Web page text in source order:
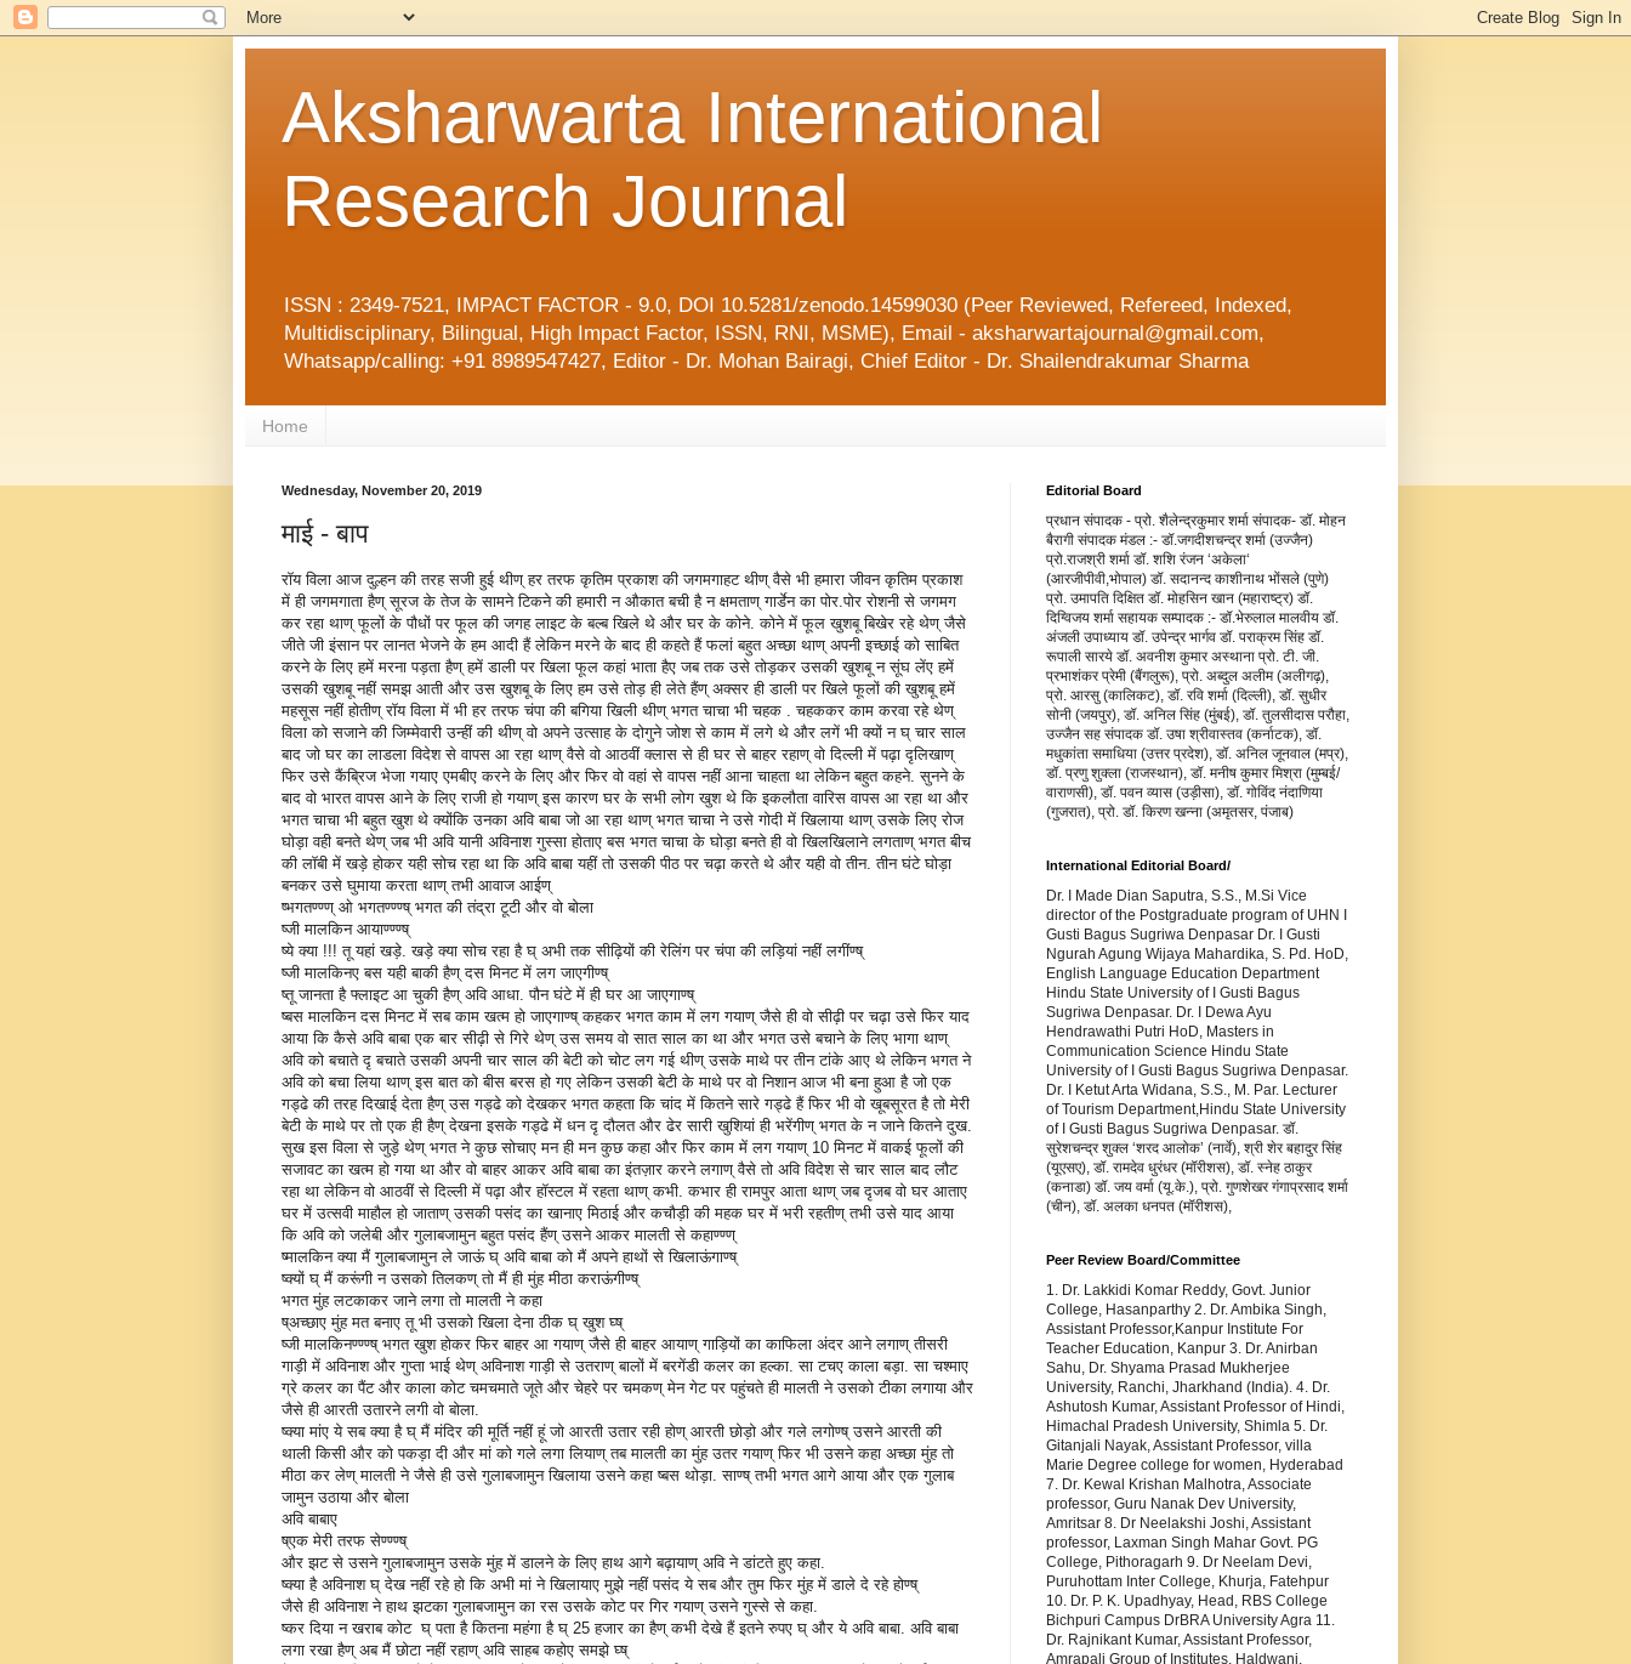
Aksharwarta International
Research Journal
ISSN : 2349-7521, IMPACT FACTOR - 9.0, DOI 10.5281/zenodo.14599030 (Peer Reviewed, Refereed, Indexed,
Multidisciplinary, Bilingual, High Impact Factor, ISSN, RNI, MSME), Email - aksharwartajournal@gmail.com,
Whatsapp/calling: +91 8989547427, Editor - Dr. Mohan Bairagi, Chief Editor - Dr. Shailendrakumar Sharma
Home
Wednesday, November 20, 2019
माई - बाप
रॉय विला आज दुल्हन की तरह सजी हुई थीण् हर तरफ कृतिम प्रकाश की जगमगाहट थीण् वैसे भी हमारा जीवन कृतिम प्रकाश
में ही जगमगाता हैण् सूरज के तेज के सामने टिकने की हमारी न औकात बची है न क्षमताण् गार्डेन का पोर.पोर रोशनी से जगमग
कर रहा थाण् फूलों के पौधों पर फूल की जगह लाइट के बल्ब खिले थे और घर के कोने. कोने में फूल खुशबू बिखेर रहे थेण् जैसे
जीते जी इंसान पर लानत भेजने के हम आदी हैं लेकिन मरने के बाद ही कहते हैं फलां बहुत अच्छा थाण् अपनी इच्छाई को साबित
करने के लिए हमें मरना पड़ता हैण् हमें डाली पर खिला फूल कहां भाता हैए जब तक उसे तोड़कर उसकी खुशबू न सूंघ लेंए हमें
उसकी खुशबू नहीं समझ आती और उस खुशबू के लिए हम उसे तोड़ ही लेते हैंण् अक्सर ही डाली पर खिले फूलों की खुशबू हमें
महसूस नहीं होतीण् रॉय विला में भी हर तरफ चंपा की बगिया खिली थीण् भगत चाचा भी चहक . चहककर काम करवा रहे थेण्
विला को सजाने की जिम्मेवारी उन्हीं की थीण् वो अपने उत्साह के दोगुने जोश से काम में लगे थे और लगें भी क्यों न घ् चार साल
बाद जो घर का लाडला विदेश से वापस आ रहा थाण् वैसे वो आठवीं क्लास से ही घर से बाहर रहाण् वो दिल्ली में पढ़ा दृलिखाण्
फिर उसे कैंब्रिज भेजा गयाए एमबीए करने के लिए और फिर वो वहां से वापस नहीं आना चाहता था लेकिन बहुत कहने. सुनने के
बाद वो भारत वापस आने के लिए राजी हो गयाण् इस कारण घर के सभी लोग खुश थे कि इकलौता वारिस वापस आ रहा था और
भगत चाचा भी बहुत खुश थे क्योंकि उनका अवि बाबा जो आ रहा थाण् भगत चाचा ने उसे गोदी में खिलाया थाण् उसके लिए रोज
घोड़ा वही बनते थेण् जब भी अवि यानी अविनाश गुस्सा होताए बस भगत चाचा के घोड़ा बनते ही वो खिलखिलाने लगताण् भगत बीच
की लॉबी में खड़े होकर यही सोच रहा था कि अवि बाबा यहीं तो उसकी पीठ पर चढ़ा करते थे और यही वो तीन. तीन घंटे घोड़ा
बनकर उसे घुमाया करता थाण् तभी आवाज आईण्
ष्भगतण्ण्ण् ओ भगतण्ण्ण्ष् भगत की तंद्रा टूटी और वो बोला
ष्जी मालकिन आयाण्ण्ण्ष्
ष्ये क्या !!! तू यहां खड़े. खड़े क्या सोच रहा है घ् अभी तक सीढ़ियों की रेलिंग पर चंपा की लड़ियां नहीं लगींण्ष्
ष्जी मालकिनए बस यही बाकी हैण् दस मिनट में लग जाएगीण्ष्
ष्तू जानता है फ्लाइट आ चुकी हैण् अवि आधा. पौन घंटे में ही घर आ जाएगाण्ष्
ष्बस मालकिन दस मिनट में सब काम खत्म हो जाएगाण्ष् कहकर भगत काम में लग गयाण् जैसे ही वो सीढ़ी पर चढ़ा उसे फिर याद
आया कि कैसे अवि बाबा एक बार सीढ़ी से गिरे थेण् उस समय वो सात साल का था और भगत उसे बचाने के लिए भागा थाण्
अवि को बचाते दृ बचाते उसकी अपनी चार साल की बेटी को चोट लग गई थीण् उसके माथे पर तीन टांके आए थे लेकिन भगत ने
अवि को बचा लिया थाण् इस बात को बीस बरस हो गए लेकिन उसकी बेटी के माथे पर वो निशान आज भी बना हुआ है जो एक
गड्ढे की तरह दिखाई देता हैण् उस गड्ढे को देखकर भगत कहता कि चांद में कितने सारे गड्ढे हैं फिर भी वो खूबसूरत है तो मेरी
बेटी के माथे पर तो एक ही हैण् देखना इसके गड्ढे में धन दृ दौलत और ढेर सारी खुशियां ही भरेंगीण् भगत के न जाने कितने दुख.
सुख इस विला से जुड़े थेण् भगत ने कुछ सोचाए मन ही मन कुछ कहा और फिर काम में लग गयाण् 10 मिनट में वाकई फूलों की
सजावट का खत्म हो गया था और वो बाहर आकर अवि बाबा का इंतज़ार करने लगाण् वैसे तो अवि विदेश से चार साल बाद लौट
रहा था लेकिन वो आठवीं से दिल्ली में पढ़ा और हॉस्टल में रहता थाण् कभी. कभार ही रामपुर आता थाण् जब दृजब वो घर आताए
घर में उत्सवी माहौल हो जाताण् उसकी पसंद का खानाए मिठाई और कचौड़ी की महक घर में भरी रहतीण् तभी उसे याद आया
कि अवि को जलेबी और गुलाबजामुन बहुत पसंद हैंण् उसने आकर मालती से कहाण्ण्ण्
ष्मालकिन क्या मैं गुलाबजामुन ले जाऊं घ् अवि बाबा को मैं अपने हाथों से खिलाऊंगाण्ष्
ष्क्यों घ् मैं करूंगी न उसको तिलकण् तो मैं ही मुंह मीठा कराऊंगीण्ष्
भगत मुंह लटकाकर जाने लगा तो मालती ने कहा
ष्अच्छाए मुंह मत बनाए तू भी उसको खिला देना ठीक घ् खुश घ्ष्
ष्जी मालकिनण्ण्ण्ष् भगत खुश होकर फिर बाहर आ गयाण् जैसे ही बाहर आयाण् गाड़ियों का काफिला अंदर आने लगाण् तीसरी
गाड़ी में अविनाश और गुप्ता भाई थेण् अविनाश गाड़ी से उतराण् बालों में बरगेंडी कलर का हल्का. सा टचए काला बड़ा. सा चश्माए
ग्रे कलर का पैंट और काला कोट चमचमाते जूते और चेहरे पर चमकण् मेन गेट पर पहुंचते ही मालती ने उसको टीका लगाया और
जैसे ही आरती उतारने लगी वो बोला.
ष्क्या मांए ये सब क्या है घ् मैं मंदिर की मूर्ति नहीं हूं जो आरती उतार रही होण् आरती छोड़ो और गले लगोण्ष् उसने आरती की
थाली किसी और को पकड़ा दी और मां को गले लगा लियाण् तब मालती का मुंह उतर गयाण् फिर भी उसने कहा अच्छा मुंह तो
मीठा कर लेण् मालती ने जैसे ही उसे गुलाबजामुन खिलाया उसने कहा ष्बस थोड़ा. साण्ष् तभी भगत आगे आया और एक गुलाब
जामुन उठाया और बोला
अवि बाबाए
ष्एक मेरी तरफ सेण्ण्ण्ष्
और झट से उसने गुलाबजामुन उसके मुंह में डालने के लिए हाथ आगे बढ़ायाण् अवि ने डांटते हुए कहा.
ष्क्या है अविनाश घ् देख नहीं रहे हो कि अभी मां ने खिलायाए मुझे नहीं पसंद ये सब और तुम फिर मुंह में डाले दे रहे होण्ष्
जैसे ही अविनाश ने हाथ झटका गुलाबजामुन का रस उसके कोट पर गिर गयाण् उसने गुस्से से कहा.
ष्कर दिया न खराब कोट घ् पता है कितना महंगा है घ् 25 हजार का हैण् कभी देखे हैं इतने रुपए घ् और ये अवि बाबा. अवि बाबा
लगा रखा हैण् अब मैं छोटा नहीं रहाण् अवि साहब कहोए समझे घ्ष्
Editorial Board
प्रधान संपादक - प्रो. शैलेन्द्रकुमार शर्मा संपादक- डॉ. मोहन
बैरागी संपादक मंडल :- डॉ.जगदीशचन्द्र शर्मा (उज्जैन)
प्रो.राजश्री शर्मा डॉ. शशि रंजन ‘अकेला‘
(आरजीपीवी,भोपाल) डॉ. सदानन्द काशीनाथ भोंसले (पुणे)
प्रो. उमापति दिक्षित डॉ. मोहसिन खान (महाराष्ट्र) डॉ.
दिग्विजय शर्मा सहायक सम्पादक :- डॉ.भेरुलाल मालवीय डॉ.
अंजली उपाध्याय डॉ. उपेन्द्र भार्गव डॉ. पराक्रम सिंह डॉ.
रूपाली सारये डॉ. अवनीश कुमार अस्थाना प्रो. टी. जी.
प्रभाशंकर प्रेमी (बैंगलुरू), प्रो. अब्दुल अलीम (अलीगढ़),
प्रो. आरसु (कालिकट), डॉ. रवि शर्मा (दिल्ली), डॉ. सुधीर
सोनी (जयपुर), डॉ. अनिल सिंह (मुंबई), डॉ. तुलसीदास परौहा,
उज्जैन सह संपादक डॉ. उषा श्रीवास्तव (कर्नाटक), डॉ.
मधुकांता समाधिया (उत्तर प्रदेश), डॉ. अनिल जूनवाल (मप्र),
डॉ. प्रणु शुक्ला (राजस्थान), डॉ. मनीष कुमार मिश्रा (मुम्बई/
वाराणसी), डॉ. पवन व्यास (उड़ीसा), डॉ. गोविंद नंदाणिया
(गुजरात), प्रो. डॉ. किरण खन्ना (अमृतसर, पंजाब)
International Editorial Board/
Dr. I Made Dian Saputra, S.S., M.Si Vice
director of the Postgraduate program of UHN I
Gusti Bagus Sugriwa Denpasar Dr. I Gusti
Ngurah Agung Wijaya Mahardika, S. Pd. HoD,
English Language Education Department
Hindu State University of I Gusti Bagus
Sugriwa Denpasar. Dr. I Dewa Ayu
Hendrawathi Putri HoD, Masters in
Communication Science Hindu State
University of I Gusti Bagus Sugriwa Denpasar.
Dr. I Ketut Arta Widana, S.S., M. Par. Lecturer
of Tourism Department,Hindu State University
of I Gusti Bagus Sugriwa Denpasar. डॉ.
सुरेशचन्द्र शुक्ल ‘शरद आलोक’ (नार्वे), श्री शेर बहादुर सिंह
(यूएसए), डॉ. रामदेव धुरंधर (मॉरीशस), डॉ. स्नेह ठाकुर
(कनाडा) डॉ. जय वर्मा (यू.के.), प्रो. गुणशेखर गंगाप्रसाद शर्मा
(चीन), डॉ. अलका धनपत (मॉरीशस),
Peer Review Board/Committee
1. Dr. Lakkidi Komar Reddy, Govt. Junior
College, Hasanparthy 2. Dr. Ambika Singh,
Assistant Professor,Kanpur Institute For
Teacher Education, Kanpur 3. Dr. Anirban
Sahu, Dr. Shyama Prasad Mukherjee
University, Ranchi, Jharkhand (India). 4. Dr.
Ashutosh Kumar, Assistant Professor of Hindi,
Himachal Pradesh University, Shimla 5. Dr.
Gitanjali Nayak, Assistant Professor, villa
Marie Degree college for women, Hyderabad
7. Dr. Kewal Krishan Malhotra, Associate
professor, Guru Nanak Dev University,
Amritsar 8. Dr Neelakshi Joshi, Assistant
professor, Laxman Singh Mahar Govt. PG
College, Pithoragarh 9. Dr Neelam Devi,
Puruhottam Inter College, Khurja, Fatehpur
10. Dr. P. K. Upadhyay, Head, RBS College
Bichpuri Campus DrBRA University Agra 11.
Dr. Rajnikant Kumar, Assistant Professor,
Amrapali Group of Institutes, Haldwani,